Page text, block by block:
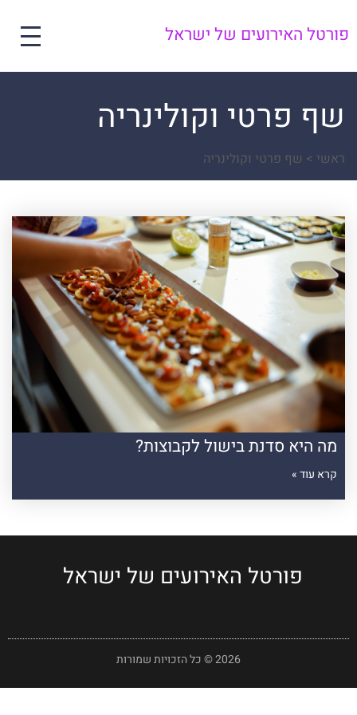
פורטל האירועים של ישראל
שף פרטי וקולינריה
ראשי > שף פרטי וקולינריה
מה היא סדנת בישול לקבוצות?
קרא עוד »
פורטל האירועים של ישראל
2026 © כל הזכויות שמורות